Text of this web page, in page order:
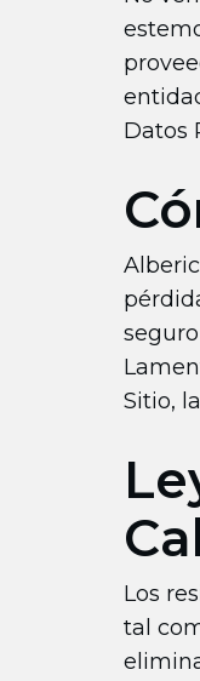
Datos
Sitio,
Los
tal